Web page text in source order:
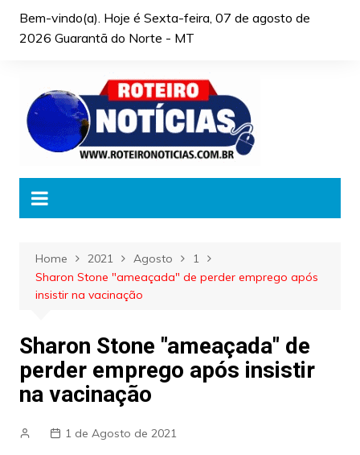
Bem-vindo(a). Hoje é Sexta-feira, 07 de agosto de
2026 Guarantã do Norte - MT
Home 2021 Agosto
1
Sharon Stone "ameaçada" de perder emprego após
insistir na vacinação
Sharon Stone "ameaçada" de
perder emprego após insistir
na vacinação
1 de Agosto de 2021